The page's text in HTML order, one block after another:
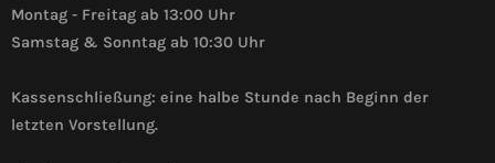
Montag - Freitag ab 13:00 Uhr
Samstag & Sonntag ab 10:30 Uhr
Kassenschließung: eine halbe Stunde nach Beginn der
letzten Vorstellung.